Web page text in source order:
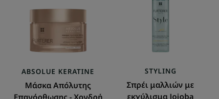
τρίχα
ABSOLUE KERATINE
Μάσκα Απόλυτης
εκχύλισμα
Jojoba
STYLING
Σπρέι μαλλιών με
εκχύλισμα Jojoba